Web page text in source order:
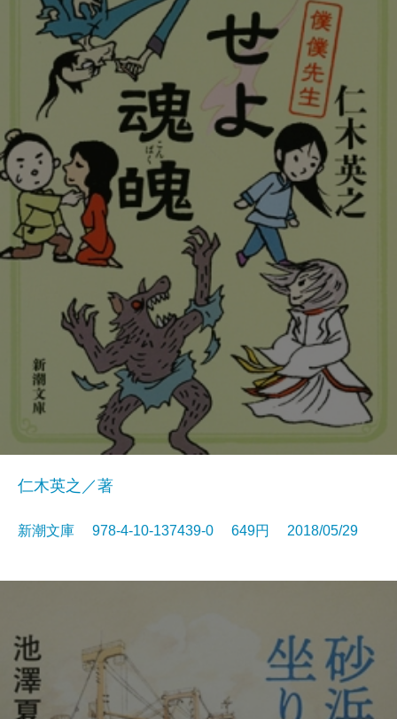
仁木英之／著
新潮文庫 978-4-10-137439-0 649円 2018/05/29